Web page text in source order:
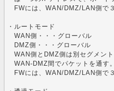
FWには、WAN/DMZ/LAN側で
・ルートモード
WAN側・・・グローバル
DMZ側・・・グローバル
WAN側とDMZ側は別セグメン
WAN-DMZ間でパケットを通す。
FWには、WAN/DMZ/LAN側で